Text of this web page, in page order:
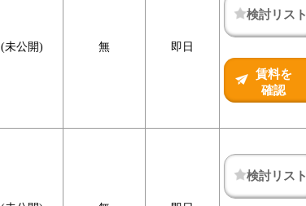
(未公開) 無 即日
検討リスト
賃料を
確認
検討リスト